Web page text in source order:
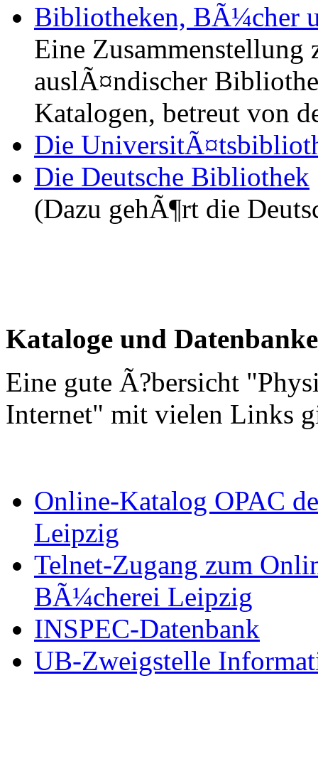
Bibliotheken, BÃ¼cher
Eine Zusammenstellung
auslÃ¤ndischer
Katalogen, betreut von
Die
Die Deutsche Bibliothek
(Dazu gehÃ¶rt die
Kataloge und
Eine gute Ã?bersicht
Internet" mit vielen Links
Online-Katalog OPAC
Leipzig
Telnet-Zugang zum
BÃ¼cherei Leipzig
INSPEC-Datenbank
UB-Zweigstelle